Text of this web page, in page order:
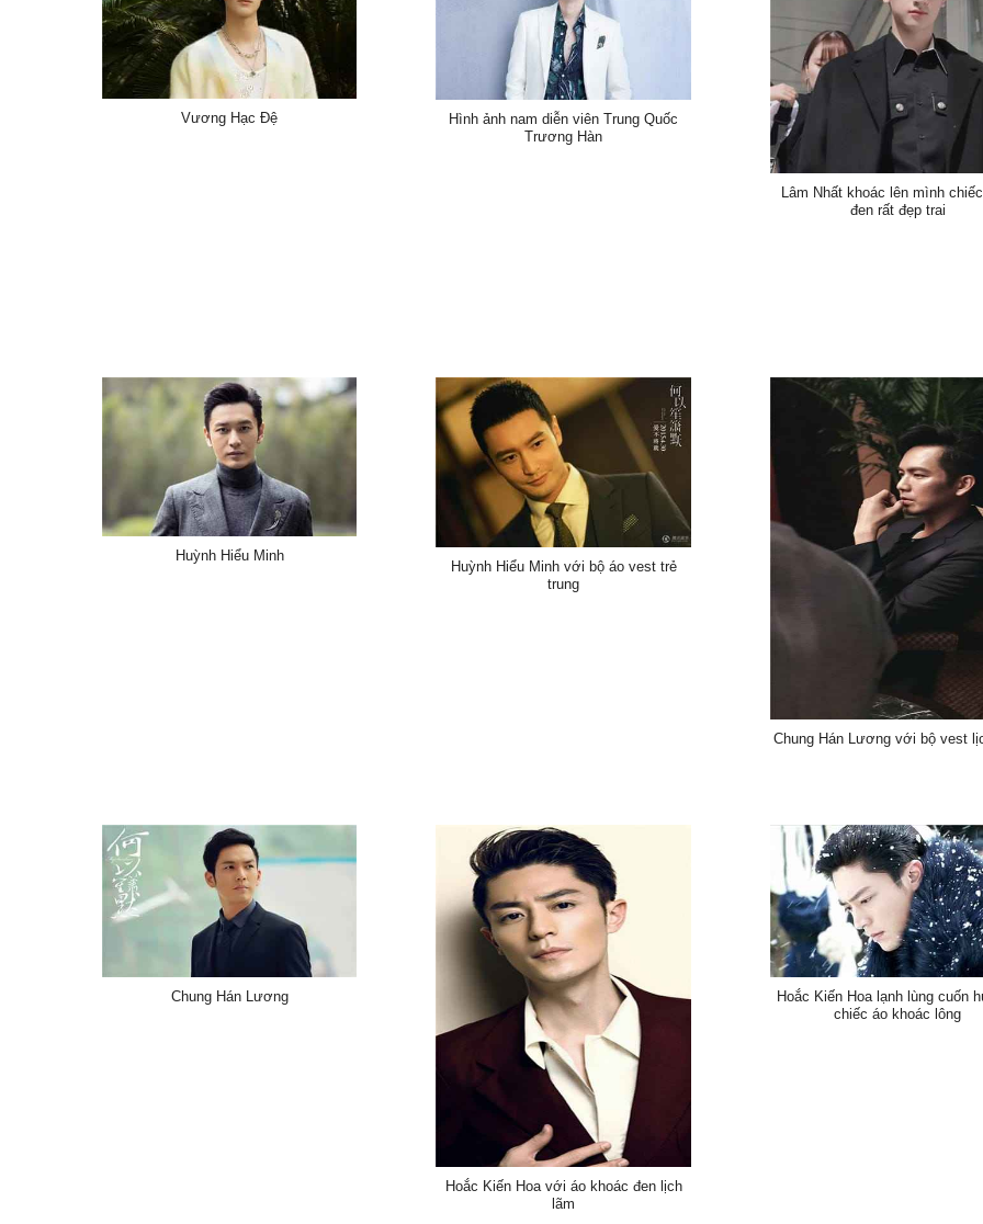
Vương Hạc Đệ
Hình ảnh nam diễn viên Trung Quốc
Trương Hàn
Lâm Nhất khoác lên mình
đen rất đẹp trai
Huỳnh Hiểu Minh
Huỳnh Hiểu Minh với bộ áo vest trẻ
trung
Chung Hán Lương với bộ vest
Chung Hán Lương
Hoắc Kiến Hoa với áo khoác đen lịch
lãm
Hoắc Kiến Hoa lạnh lùng cuốn
chiếc áo khoác lông